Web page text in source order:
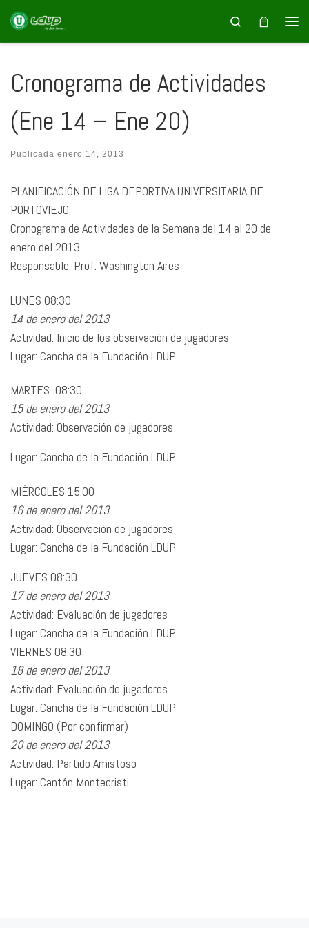
Saltar al contenido Search
Cronograma de Actividades
(Ene 14 – Ene 20)
Publicada enero 14, 2013
PLANIFICACIÓN DE LIGA DEPORTIVA UNIVERSITARIA DE
PORTOVIEJO
Cronograma de Actividades de la Semana del 14 al 20 de
enero del 2013.
Responsable: Prof. Washington Aires
LUNES 08:30
14 de enero del 2013
Actividad: Inicio de los observación de jugadores
Lugar: Cancha de la Fundación LDUP
MARTES 08:30
15 de enero del 2013
Actividad: Observación de jugadores
Lugar: Cancha de la Fundación LDUP
MIÉRCOLES 15:00
16 de enero del 2013
Actividad: Observación de jugadores
Lugar: Cancha de la Fundación LDUP
JUEVES 08:30
17 de enero del 2013
Actividad: Evaluación de jugadores
Lugar: Cancha de la Fundación LDUP
VIERNES 08:30
18 de enero del 2013
Actividad: Evaluación de jugadores
Lugar: Cancha de la Fundación LDUP
DOMINGO (Por confirmar)
20 de enero del 2013
Actividad: Partido Amistoso
Lugar: Cantón Montecristi